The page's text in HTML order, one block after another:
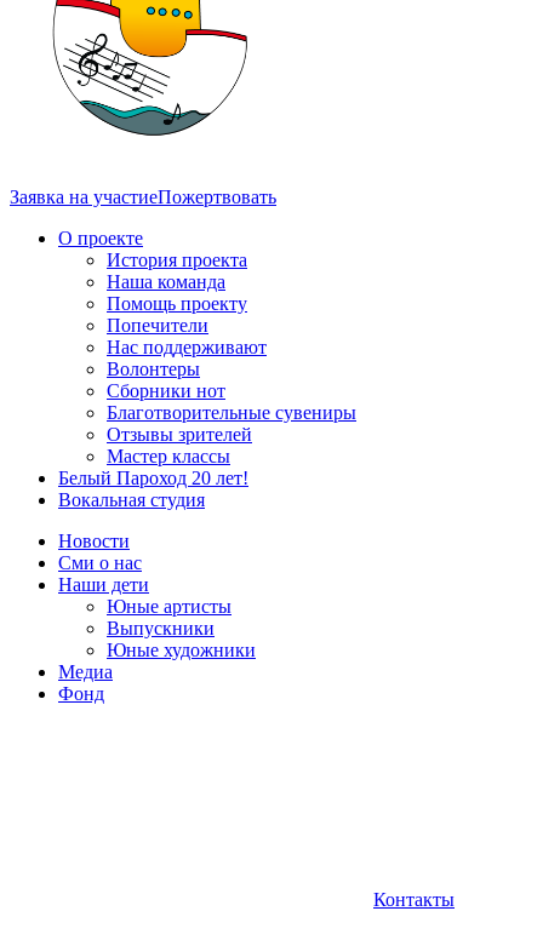
Заявка на участиеПожертвовать
О проекте
История проекта
Наша команда
Помощь проекту
Попечители
Нас поддерживают
Волонтеры
Сборники нот
Благотворительные сувениры
Отзывы зрителей
Мастер классы
Белый Пароход 20 лет!
Вокальная студия
Новости
Сми о нас
Наши дети
Юные артисты
Выпускники
Юные художники
Медиа
Фонд
Контакты